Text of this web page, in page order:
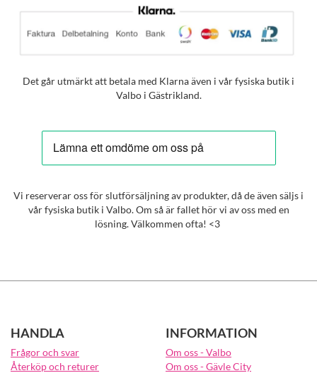
Det går utmärkt att betala med Klarna även i vår fysiska butik i
Valbo i Gästrikland.
Vi reserverar oss för slutförsäljning av produkter, då de även säljs i
vår fysiska butik i Valbo. Om så är fallet hör vi av oss med en
lösning. Välkommen ofta! <3
HANDLA
Frågor och svar
Återköp och returer
INFORMATION
Om oss - Valbo
Om oss - Gävle City